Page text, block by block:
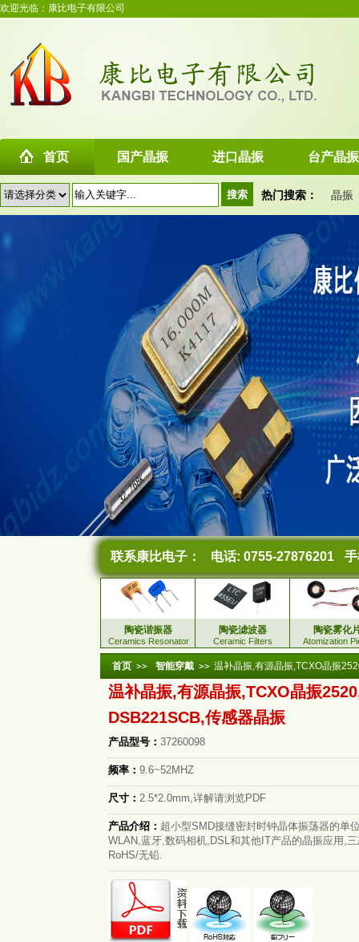
欢迎光临：康比电子有限公司
首页 国产晶振 进口晶振 台产晶振
热门搜索： 晶振
联系康比电子： 电话: 0755-27876201
陶瓷谐振器
Ceramics Resonator
陶瓷滤波器
Ceramic Filters
陶瓷雾化
Atomization
首页 智能穿戴 温补晶振,有源晶振,TCXO晶振
温补晶振,有源晶振,TCXO晶振
DSB221SCB,传感器晶振
产品型号： 37260098
频率： 9.6~52MHZ
尺寸： 2.5*2.0mm,详解请浏览PDF
产品介绍： 超小型SMD接缝密封时钟晶体振荡器的单
WLAN,蓝牙,数码相机,DSL和其他IT产品的晶振应用,
RoHS/无铅.